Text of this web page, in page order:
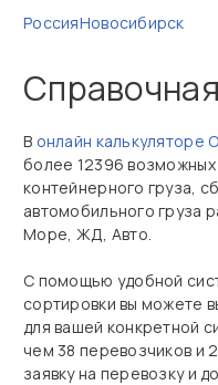
РоссияНовосибирск
В онлайн калькуляторе
более 12396 возможных
контейнерного груза,
автомобильного груза
Море, ЖД, Авто.
С помощью удобной
сортировки вы можете
для вашей конкретной
чем 38 перевозчиков и
заявку на перевозку и